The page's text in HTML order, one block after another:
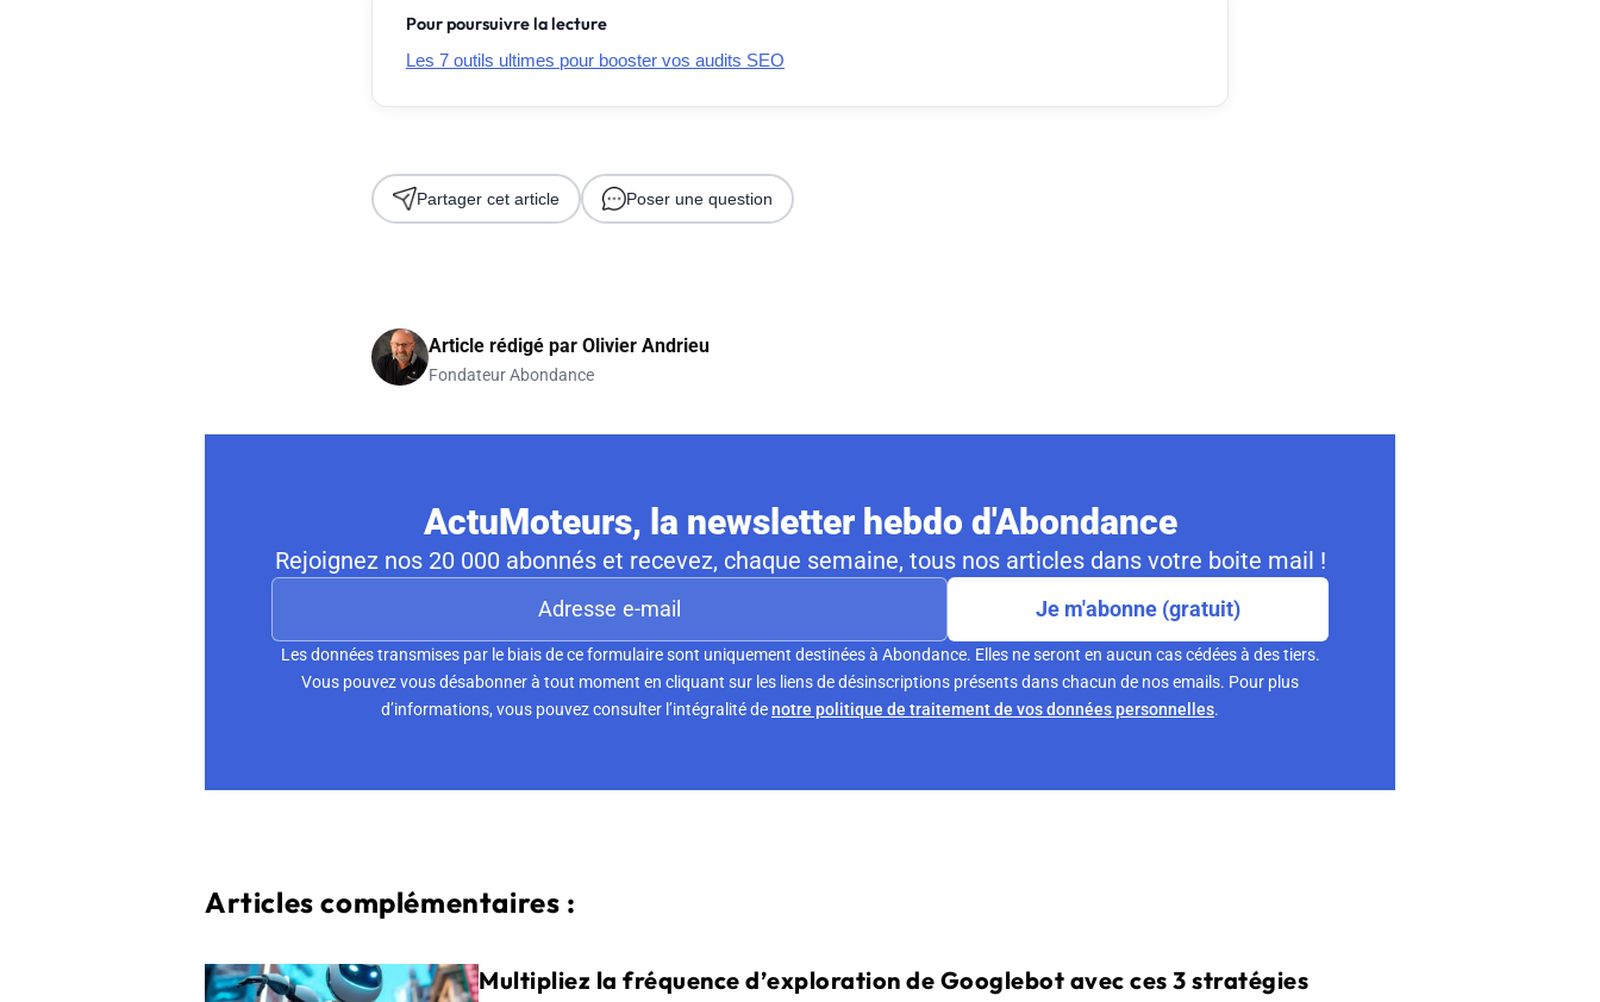
Pour poursuivre la lecture
Les 7 outils ultimes pour booster vos audits SEO
Partager cet article Poser une question
Article rédigé par Olivier Andrieu
Fondateur Abondance
ActuMoteurs, la newsletter hebdo d'Abondance
Rejoignez nos 20 000 abonnés et recevez, chaque semaine, tous nos articles dans votre boite mail !
Je m'abonne (gratuit)
Les données transmises par le biais de ce formulaire sont uniquement destinées à Abondance. Elles ne seront en aucun cas cédées à des tiers.
Vous pouvez vous désabonner à tout moment en cliquant sur les liens de désinscriptions présents dans chacun de nos emails. Pour plus
d’informations, vous pouvez consulter l’intégralité denotre politique de traitement de vos données personnelles.
Articles complémentaires :
Multipliez la fréquence d’exploration de Googlebot avec ces 3 stratégies